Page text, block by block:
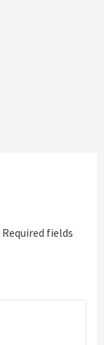
Required fields